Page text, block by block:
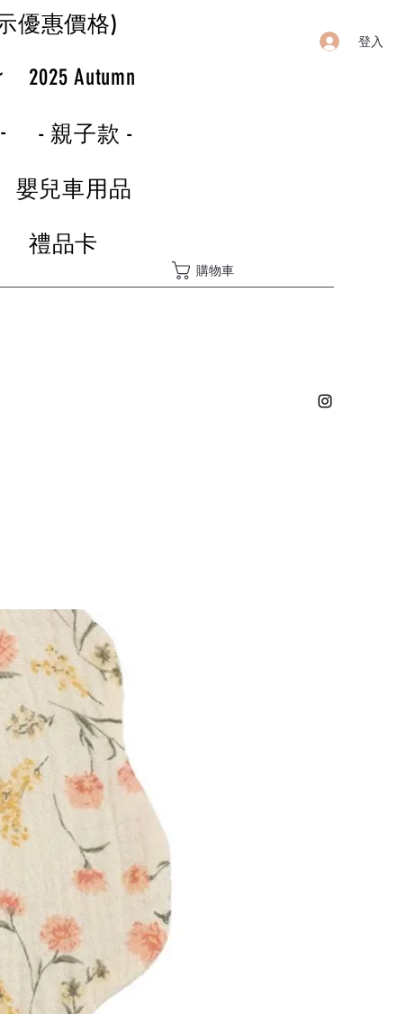
登入
優惠價格)
2025 Autumn
- 親子款 -
嬰兒車用品
禮品卡
購物車